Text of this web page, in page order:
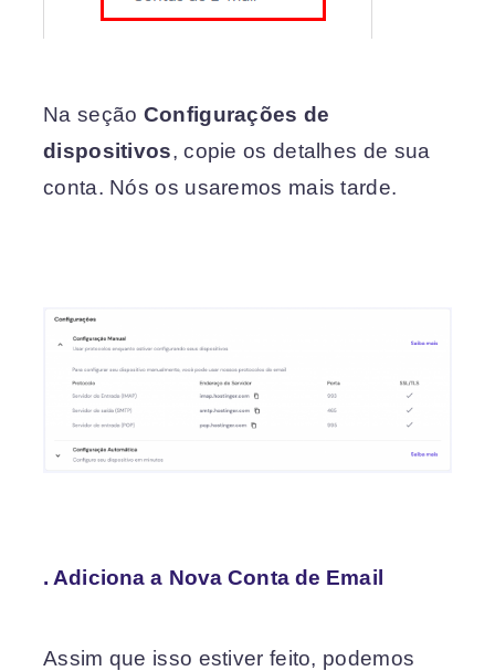
Na seção Configurações de
dispositivos, copie os detalhes de sua
conta. Nós os usaremos mais tarde.
. Adiciona a Nova Conta de Email
Assim que isso estiver feito, podemos